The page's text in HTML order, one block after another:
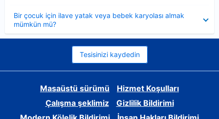
Bir çocuk için ilave yatak veya bebek karyolası almak
mümkün mü?
Tesisinizi kaydedin
Masaüstü sürümü
Hizmet Koşulları
Çalışma şeklimiz
Gizlilik Bildirimi